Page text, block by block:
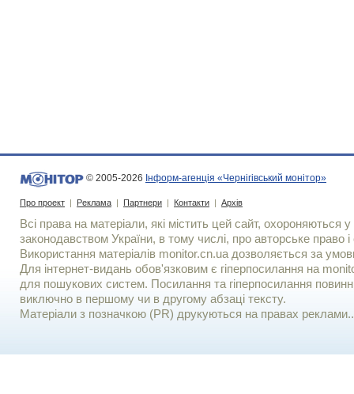
© 2005-2026 Інформ-агенція «Чернігівський монітор»
Про проект | Реклама | Партнери | Контакти | Архів
Всі права на матеріали, які містить цей сайт, охороняються у
законодавством України, в тому числі, про авторське право і
Використання матерiалiв monitor.cn.ua дозволяється за
Для iнтернет-видань обов'язковим є гiперпосилання на
для пошукових систем. Посилання та гіперпосилання
виключно в першому чи в другому абзаці тексту.
Матеріали з позначкою (PR) друкуються на правах реклами..